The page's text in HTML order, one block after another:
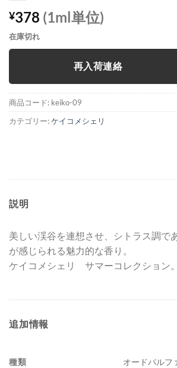
¥378 (1ml単位)
在庫切れ
再入荷連絡
商品コード: keiko-09
カテゴリー:ケイコメシェリ
説明
美しい渓谷を連想させ、シトラス調で
が感じられる魅力的な香り。
ケイコメシェリ サマーコレクション。
追加情報
種類 オードパルフ